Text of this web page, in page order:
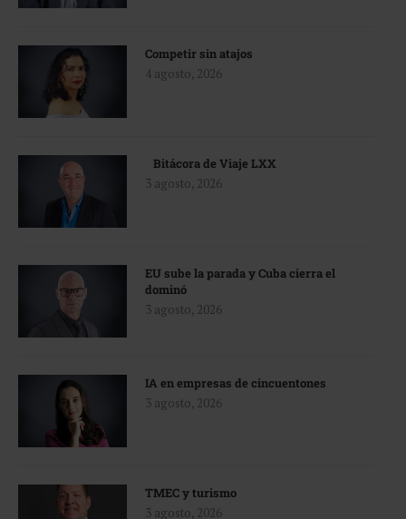
Competir sin atajos
4 agosto, 2026
Bitácora de Viaje LXX
3 agosto, 2026
EU sube la parada y Cuba cierra el
dominó
3 agosto, 2026
IA en empresas de cincuentones
3 agosto, 2026
TMEC y turismo
3 agosto, 2026